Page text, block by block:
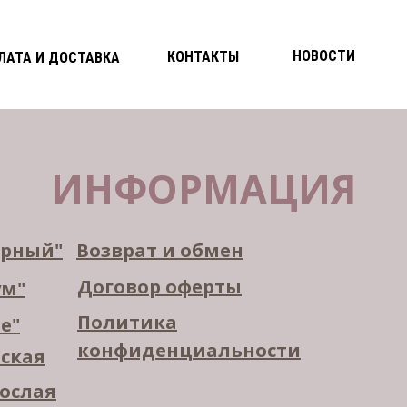
И ДОСТАВКА НОВОСТИ
КОНТАКТЫ
ИНФОРМАЦИЯ
Возврат и обмен
Политика
конфиденциальности
Договор оферты